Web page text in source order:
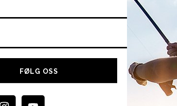
FØLG OSS